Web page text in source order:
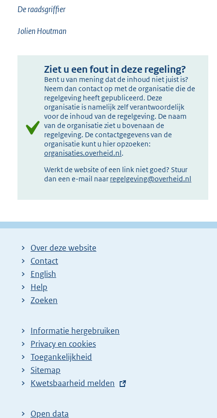
De raadsgriffier
Jolien Houtman
Ziet u een fout in deze regeling?
Bent u van mening dat de inhoud niet juist is?
Neem dan contact op met de organisatie die de
regelgeving heeft gepubliceerd. Deze
organisatie is namelijk zelf verantwoordelijk
voor de inhoud van de regelgeving. De naam
van de organisatie ziet u bovenaan de
regelgeving. De contactgegevens van de
organisatie kunt u hier opzoeken:
organisaties.overheid.nl.
Werkt de website of een link niet goed? Stuur
dan een e-mail naar regelgeving@overheid.nl
Over deze website
Contact
English
Help
Zoeken
Informatie hergebruiken
Privacy en cookies
Toegankelijkheid
Sitemap
E
t
Kwetsbaarheid melden
Open data